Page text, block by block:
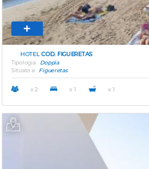
HOTELCOD. FIGUERETAS
Tipologia
Doppia
Situato a
Figueretas
x 2 x 1 x 1